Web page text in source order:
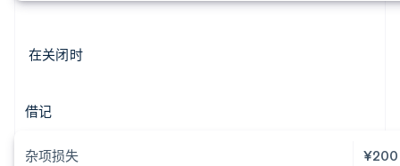
在关闭时
借记
杂项损失 ¥200